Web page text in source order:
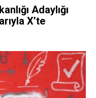
Adaylığı
X’te